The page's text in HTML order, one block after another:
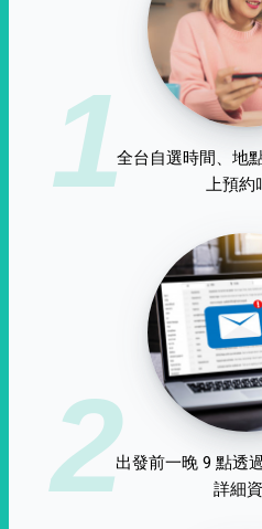
1全台自選時間、地
上預約
2出發前一晚 9 點透
詳細